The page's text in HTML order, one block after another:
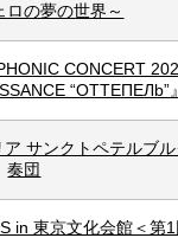
ロの夢の世界～
CONCERT
“OTTEПEЛb”
サンクトペテルブ
奏団
in 東京文化会館＜第